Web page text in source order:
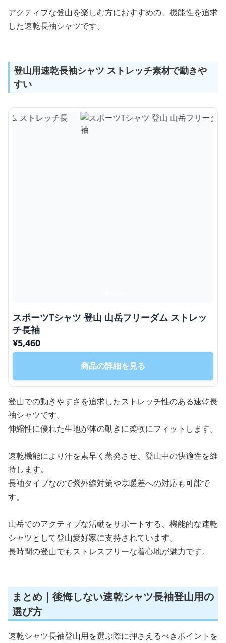
アクティブな登山を楽しむ方におすすめの、機能性を追求
した速乾長袖シャツです。
登山用速乾長袖シャツ ストレッチ素材で動きや
すい
スポーツTシャツ 登山 山岳フリーダム ストレッ
チ長袖
¥5,460
商品の詳細を見る
登山での動きやすさを追求したストレッチ性のある速乾長
袖シャツです。
伸縮性に優れた生地が体の動きに柔軟にフィットします。
速乾機能により汗を素早く蒸発させ、登山中の快適性を維
持します。
長袖タイプなので紫外線対策や寒暖差への対応も可能で
す。
山岳でのアクティブな活動をサポートする、機能的な速乾
シャツとして登山愛好家に支持されています。
長時間の登山でもストレスフリーな着心地が魅力です。
まとめ｜後悔しない速乾シャツ長袖登山用の
選び方
速乾シャツ長袖登山用を選ぶ際に押さえるべきポイントを